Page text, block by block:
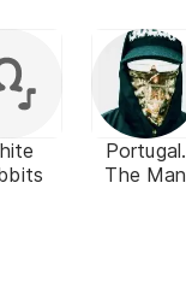
Portugal.
The Man